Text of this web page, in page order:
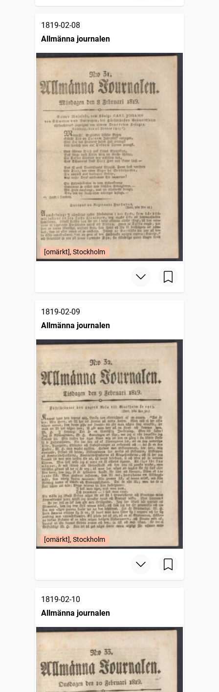
1819-02-08
Allmänna journalen
[omärkt], Stockholm
1819-02-09
Allmänna journalen
[omärkt], Stockholm
1819-02-10
Allmänna journalen